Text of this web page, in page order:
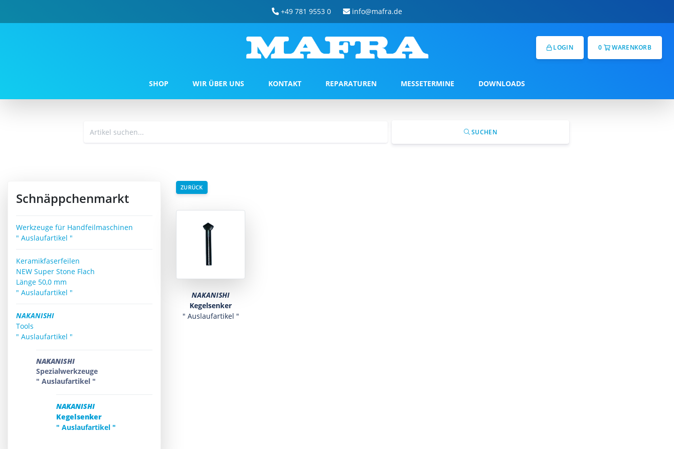
+49 781 9553 0 info@mafra.de
LOGIN 0 WARENKORB
SHOP WIR ÜBER UNS KONTAKT REPARATUREN MESSETERMINE DOWNLOADS
SUCHEN
Schnäppchenmarkt
Werkzeuge für Handfeilmaschinen
" Auslaufartikel "
Keramikfaserfeilen
NEW Super Stone Flach
Länge 50,0 mm
" Auslaufartikel "
NAKANISHI
Tools
" Auslaufartikel "
NAKANISHI
Spezialwerkzeuge
" Auslaufartikel "
NAKANISHI
Kegelsenker
" Auslaufartikel "
ZURÜCK
NAKANISHI
Kegelsenker
" Auslaufartikel "